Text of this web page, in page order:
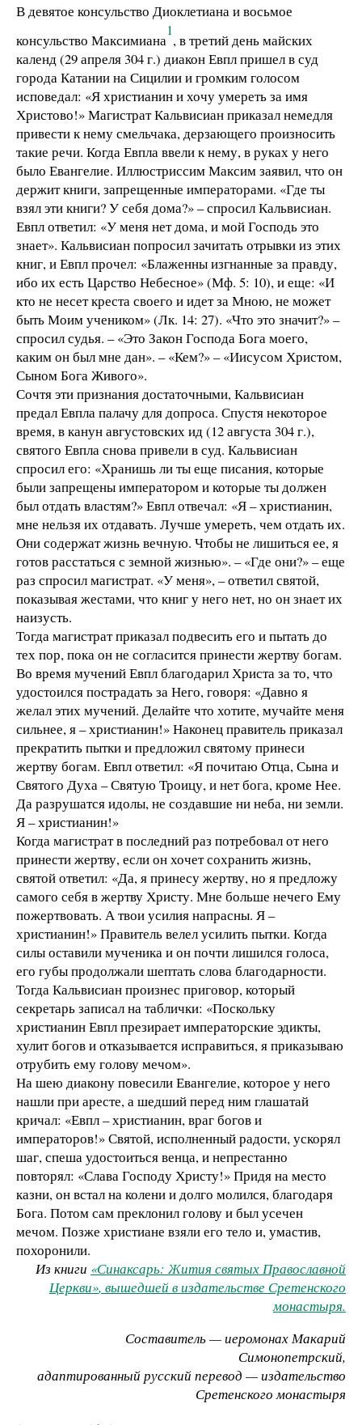
В девятое консульство Диоклетиана и восьмое
консульство Максимиана
1
, в третий день майских
календ (29 апреля 304 г.) диакон Евпл пришел в суд
города Катании на Сицилии и громким голосом
исповедал: «Я христианин и хочу умереть за имя
Христово!» Магистрат Кальвисиан приказал немедля
привести к нему смельчака, дерзающего произносить
такие речи. Когда Евпла ввели к нему, в руках у него
было Евангелие. Иллюстриссим Максим заявил, что он
держит книги, запрещенные императорами. «Где ты
взял эти книги? У себя дома?» – спросил Кальвисиан.
Евпл ответил: «У меня нет дома, и мой Господь это
знает». Кальвисиан попросил зачитать отрывки из этих
книг, и Евпл прочел: «Блаженны изгнанные за правду,
ибо их есть Царство Небесное» (Мф. 5: 10), и еще: «И
кто не несет креста своего и идет за Мною, не может
быть Моим учеником» (Лк. 14: 27). «Что это значит?» –
спросил судья. – «Это Закон Господа Бога моего,
каким он был мне дан». – «Кем?» – «Иисусом Христом,
Сыном Бога Живого».
Сочтя эти признания достаточными, Кальвисиан
предал Евпла палачу для допроса. Спустя некоторое
время, в канун августовских ид (12 августа 304 г.),
святого Евпла снова привели в суд. Кальвисиан
спросил его: «Хранишь ли ты еще писания, которые
были запрещены императором и которые ты должен
был отдать властям?» Евпл отвечал: «Я – христианин,
мне нельзя их отдавать. Лучше умереть, чем отдать их.
Они содержат жизнь вечную. Чтобы не лишиться ее, я
готов расстаться с земной жизнью». – «Где они?» – еще
раз спросил магистрат. «У меня», – ответил святой,
показывая жестами, что книг у него нет, но он знает их
наизусть.
Тогда магистрат приказал подвесить его и пытать до
тех пор, пока он не согласится принести жертву богам.
Во время мучений Евпл благодарил Христа за то, что
удостоился пострадать за Него, говоря: «Давно я
желал этих мучений. Делайте что хотите, мучайте меня
сильнее, я – христианин!» Наконец правитель приказал
прекратить пытки и предложил святому принеси
жертву богам. Евпл ответил: «Я почитаю Отца, Сына и
Святого Духа – Святую Троицу, и нет бога, кроме Нее.
Да разрушатся идолы, не создавшие ни неба, ни земли.
Я – христианин!»
Когда магистрат в последний раз потребовал от него
принести жертву, если он хочет сохранить жизнь,
святой ответил: «Да, я принесу жертву, но я предложу
самого себя в жертву Христу. Мне больше нечего Ему
пожертвовать. А твои усилия напрасны. Я –
христианин!» Правитель велел усилить пытки. Когда
силы оставили мученика и он почти лишился голоса,
его губы продолжали шептать слова благодарности.
Тогда Кальвисиан произнес приговор, который
секретарь записал на таблички: «Поскольку
христианин Евпл презирает императорские эдикты,
хулит богов и отказывается исправиться, я приказываю
отрубить ему голову мечом».
На шею диакону повесили Евангелие, которое у него
нашли при аресте, а шедший перед ним глашатай
кричал: «Евпл – христианин, враг богов и
императоров!» Святой, исполненный радости, ускорял
шаг, спеша удостоиться венца, и непрестанно
повторял: «Слава Господу Христу!» Придя на место
казни, он встал на колени и долго молился, благодаря
Бога. Потом сам преклонил голову и был усечен
мечом. Позже христиане взяли его тело и, умастив,
похоронили.
Из книги «Синаксарь: Жития святых Православной
Церкви», вышедшей в издательстве Сретенского
монастыря.
Составитель — иеромонах Макарий
Симонопетрский,
адаптированный русский перевод — издательство
Сретенского монастыря